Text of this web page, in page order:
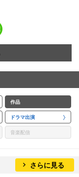
作品
ドラマ出演
音楽配信
さらに見る